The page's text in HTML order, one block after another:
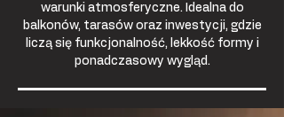
warunki atmosferyczne. Idealna do
balkonów, tarasów oraz inwestycji, gdzie
liczą się funkcjonalność, lekkość formy i
ponadczasowy wygląd.